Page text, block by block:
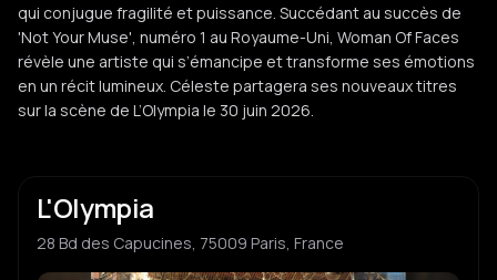
qui conjugue fragilité et puissance. Succédant au succès de
'Not Your Muse', numéro 1 au Royaume-Uni, Woman Of Faces
révèle une artiste qui s’émancipe et transforme ses émotions
en un récit lumineux. Céleste partagera ses nouveaux titres
sur la scène de L’Olympia le 30 juin 2026.
L'Olympia
28 Bd des Capucines, 75009 Paris, France